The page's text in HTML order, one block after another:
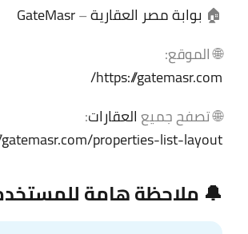
🏠 بوابة مصر العقارية–
GateMasr
🌐 الموقع:
https://gatemasr.com/
🌐 تصفح جميعالعقارات:
properties-list-layout/
🔔 ملاحظة هامة